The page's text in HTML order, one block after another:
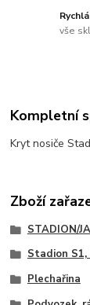
vše
Kompletní
Kryt nosiče
Zboží
STADION/
Stadion S1,
Plechařina